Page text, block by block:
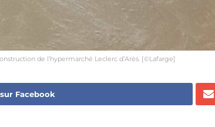
de l’hypermarché Leclerc d’Arès. [©Lafarge]
Facebook